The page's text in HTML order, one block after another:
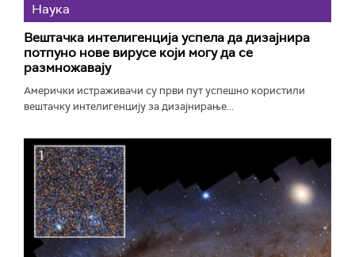
Наука
Вештачка интелигенција успела да дизајнира
потпуно нове вирусе који могу да се
размножавају
Амерички истраживачи су први пут успешно користили
вештачку интелигенцију за дизајнирање...